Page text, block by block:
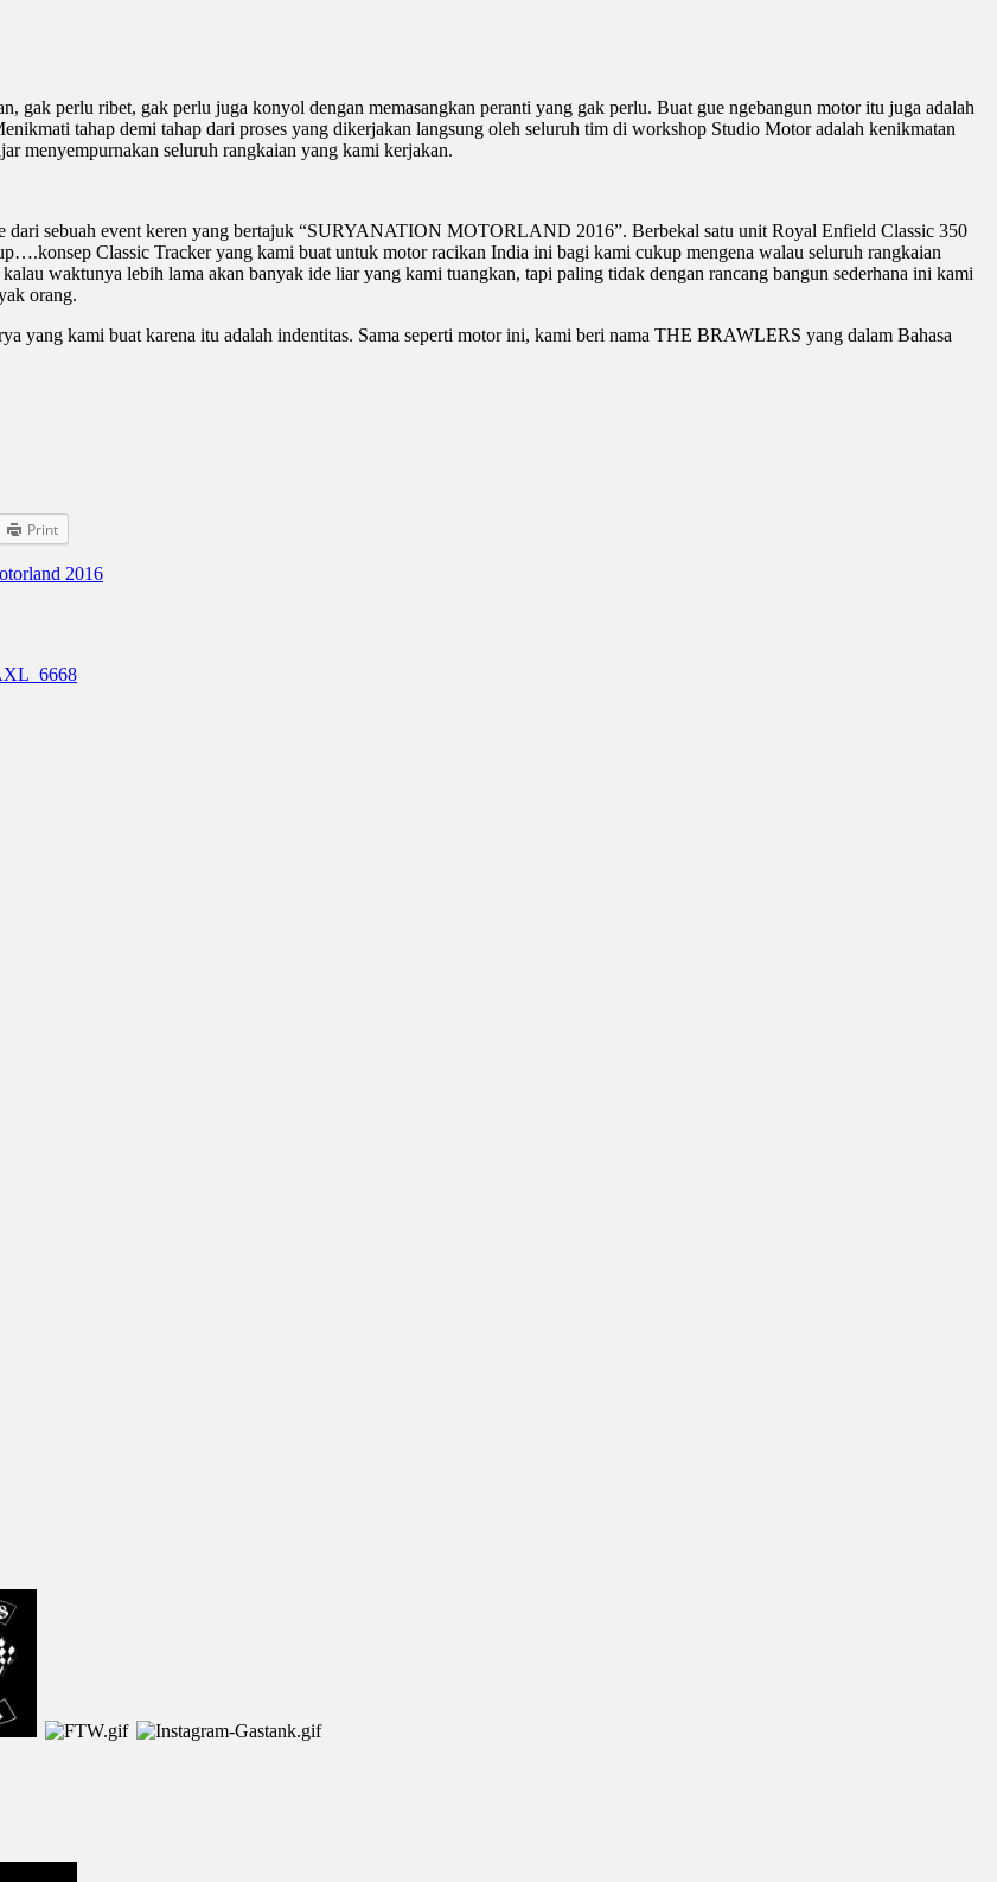
gak perlu ribet, gak perlu juga konyol dengan memasangkan peranti yang gak perlu. Buat gue ngebangun motor itu juga adalah
tahap demi tahap dari proses yang dikerjakan langsung oleh seluruh tim di workshop Studio Motor adalah kenikmatan
menyempurnakan seluruh rangkaian yang kami kerjakan.
dari sebuah event keren yang bertajuk “SURYANATION MOTORLAND 2016”. Berbekal satu unit Royal Enfield Classic 350
Classic Tracker yang kami buat untuk motor racikan India ini bagi kami cukup mengena walau seluruh rangkaian
waktunya lebih lama akan banyak ide liar yang kami tuangkan, tapi paling tidak dengan rancang bangun sederhana ini kami
orang.
kami buat karena itu adalah indentitas. Sama seperti motor ini, kami beri nama THE BRAWLERS yang dalam Bahasa
Print
2016